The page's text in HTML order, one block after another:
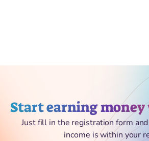
Start earning money
Just fill in the registration form
income is within your